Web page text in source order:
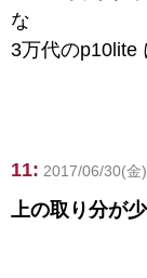
な
3万代のp10lite
11: 2017/06/30(金
上の取り分が